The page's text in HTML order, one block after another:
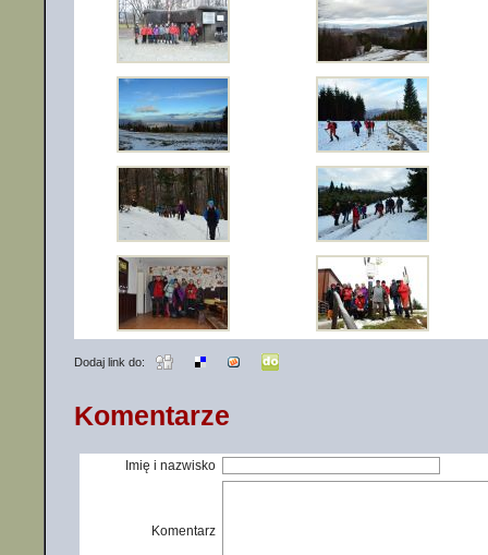
Dodaj link do:
Komentarze
Imię i nazwisko
Komentarz